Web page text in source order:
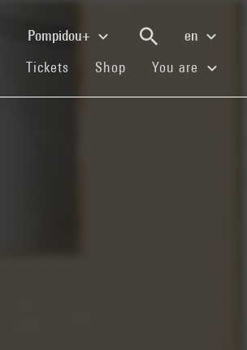
Pompidou+
en
(current)
Tickets (current)
Shop (current)You are